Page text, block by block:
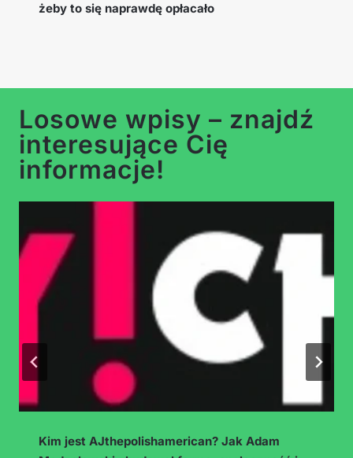
pojęć afiliacyjnych, które musisz znać
Losowe wpisy – znajdź
interesujące Cię
informacje!
Zarabianie na transkrypcji nagrań i